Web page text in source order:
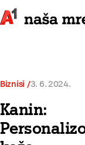
Biznisi 3. 6. 2024.
Kanin: